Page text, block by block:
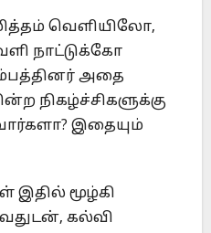
வெளியிலோ,
நாட்டுக்கோ
அதை
நிகழ்ச்சிகளுக்கு
இதையும்
இதில் மூழ்கி
கல்வி